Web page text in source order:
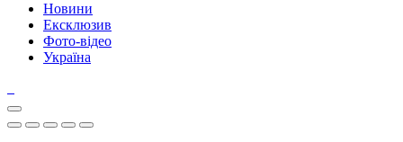
Новини
Ексклюзив
Фото-відео
Україна